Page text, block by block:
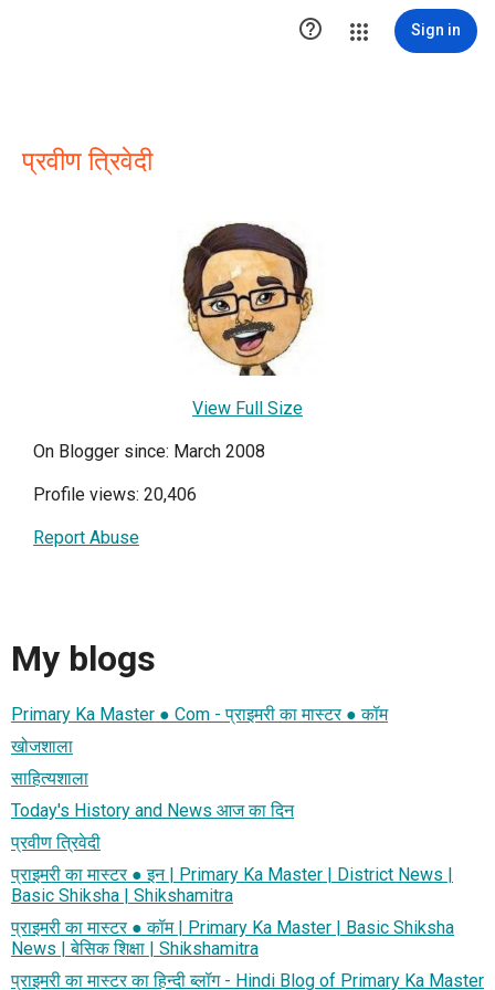
 Sign in
प्रवीण त्रिवेदी
View Full Size
On Blogger since: March 2008
Profile views: 20,406
Report Abuse
My blogs
Primary Ka Master ● Com - प्राइमरी का मास्टर ● कॉम
खोजशाला
साहित्यशाला
Today's History and News आज का दिन
प्रवीण त्रिवेदी
प्राइमरी का मास्टर ● इन | Primary Ka Master | District News |
Basic Shiksha | Shikshamitra
प्राइमरी का मास्टर ● कॉम | Primary Ka Master | Basic Shiksha
News | बेसिक शिक्षा | Shikshamitra
प्राइमरी का मास्टर का हिन्दी ब्लॉग - Hindi Blog of Primary Ka Master